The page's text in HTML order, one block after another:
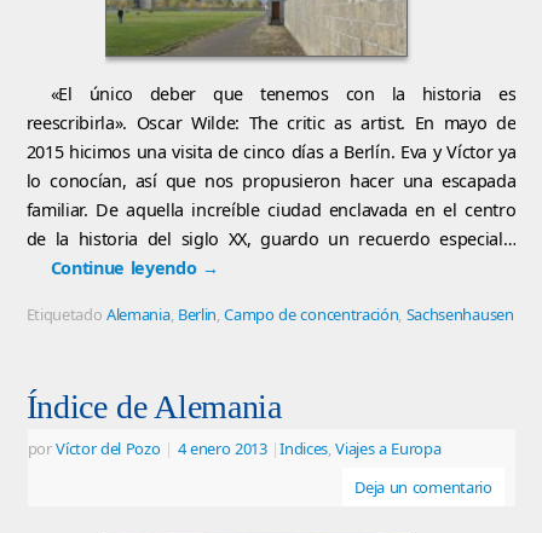
«El único deber que tenemos con la historia es
reescribirla». Oscar Wilde: The critic as artist. En mayo de
2015 hicimos una visita de cinco días a Berlín. Eva y Víctor ya
lo conocían, así que nos propusieron hacer una escapada
familiar. De aquella increíble ciudad enclavada en el centro
de la historia del siglo XX, guardo un recuerdo especial…
Continue leyendo →
EtiquetadoAlemania, Berlin,Campo de concentración, Sachsenhausen
Índice de Alemania
porVíctor del Pozo | 4 enero 2013 |Indices,Viajes a Europa
Deja un comentario